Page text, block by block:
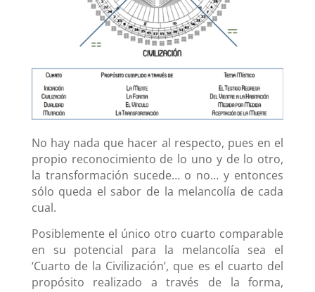
No hay nada que hacer al respecto, pues en el
propio reconocimiento de lo uno y de lo otro,
la transformación sucede… o no… y entonces
sólo queda el sabor de la melancolía de cada
cual.
Posiblemente el único otro cuarto comparable
en su potencial para la melancolía sea el
‘Cuarto de la Civilización’, que es el cuarto del
propósito realizado a través de la forma,